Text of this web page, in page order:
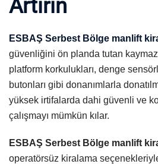
Artırın
ESBAŞ Serbest Bölge manlift
güvenliğini ön planda tutan kaymaz
platform korkulukları, denge
butonları gibi donanımlarla
yüksek irtifalarda dahi güvenli ve
çalışmayı mümkün kılar.
ESBAŞ Serbest Bölge manlift
operatörsüz kiralama